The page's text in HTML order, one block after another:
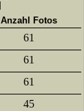
Anzahl Fotos
61
61
61
45